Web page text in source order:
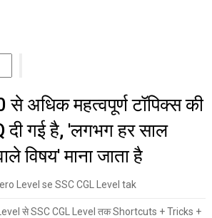
अधिक महत्वपूर्ण टॉपिक्स की
दी गई है, 'लगभग हर साल
विषय' माना जाता है
Level se SSC CGL Level tak
से SSC CGL Level तक Shortcuts + Tricks +